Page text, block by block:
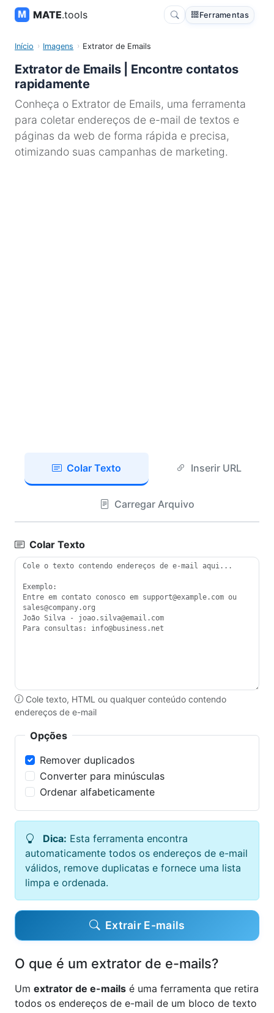
MATE.tools Ferramentas
Início Imagens Extrator de Emails
Extrator de Emails | Encontre contatos
rapidamente
Conheça o Extrator de Emails, uma ferramenta
para coletar endereços de e-mail de textos e
páginas da web de forma rápida e precisa,
otimizando suas campanhas de marketing.
Colar Texto Inserir URL
Carregar Arquivo
Colar Texto
Cole texto, HTML ou qualquer conteúdo contendo
endereços de e-mail
Opções
Remover duplicados
Converter para minúsculas
Ordenar alfabeticamente
Dica: Esta ferramenta encontra
automaticamente todos os endereços de e-mail
válidos, remove duplicatas e fornece uma lista
limpa e ordenada.
Extrair E-mails
O que é um extrator de e-mails?
Um extrator de e-mails é uma ferramenta que retira
todos os endereços de e-mail de um bloco de texto